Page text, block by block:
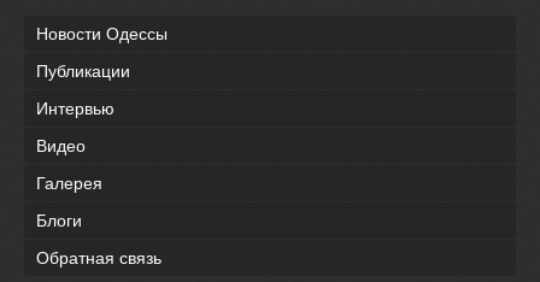
Новости Одессы
Публикации
Интервью
Видео
Галерея
Блоги
Обратная связь